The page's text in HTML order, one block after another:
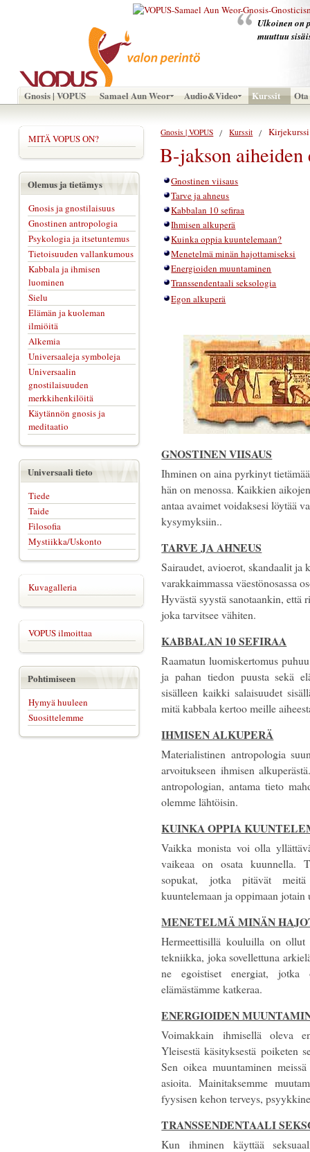
Ulkoinen on
muuttuu
Gnosis | VOPUS Samael Aun Weor Audio&Video Kurssit
Gnosis | VOPUS Kurssit Kirjekurssi
B-jakson aiheiden
Gnostinen viisaus
Tarve ja ahneus
Kabbalan 10 sefiraa
Ihmisen alkuperä
Kuinka oppia kuuntelemaan?
Menetelmä minän hajottamiseksi
Energioiden muuntaminen
Transsendentaali seksologia
Egon alkuperä
GNOSTINEN VIISAUS
Ihminen on aina pyrkinyt
hän on menossa. Kaikkien
antaa avaimet voidaksesi löytää
kysymyksiin..
TARVE JA AHNEUS
Sairaudet, avioerot, skandaalit ja
varakkaimmassa väestönosassa
Hyvästä syystä sanotaankin, että
joka tarvitsee vähiten.
KABBALAN 10 SEFIRAA
Raamatun luomiskertomus
ja pahan tiedon puusta sekä
sisälleen kaikki salaisuudet
mitä kabbala kertoo meille
IHMISEN ALKUPERÄ
Materialistinen antropologia
arvoitukseen ihmisen
antropologian, antama tieto
olemme lähtöisin.
KUINKA OPPIA
Vaikka monista voi olla
vaikeaa on osata kuunnella.
sopukat, jotka pitävät meitä
kuuntelemaan ja oppimaan jotain
MENETELMÄ MINÄN
Hermeettisillä kouluilla on ollut
tekniikka, joka sovellettuna
ne egoistiset energiat, jotka
elämästämme katkeraa.
ENERGIOIDEN
Voimakkain ihmisellä oleva
Yleisestä käsityksestä poiketen
Sen oikea muuntaminen
asioita. Mainitaksemme
fyysisen kehon terveys,
TRANSSENDENTAALI
Kun ihminen käyttää
MITÄ VOPUS ON?
Olemus ja tietämys
Gnosis ja gnostilaisuus
Gnostinen antropologia
Psykologia ja itsetuntemus
Tietoisuuden vallankumous
Kabbala ja ihmisen
luominen
Sielu
Elämän ja kuoleman
ilmiöitä
Alkemia
Universaaleja symboleja
Universaalin
gnostilaisuuden
merkkihenkilöitä
Käytännön gnosis ja
meditaatio
Universaali tieto
Tiede
Taide
Filosofia
Mystiikka/Uskonto
Kuvagalleria
VOPUS ilmoittaa
Pohtimiseen
Hymyä huuleen
Suosittelemme